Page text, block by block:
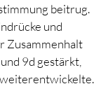
beitrug.
und
Zusammenhalt
9d gestärkt,